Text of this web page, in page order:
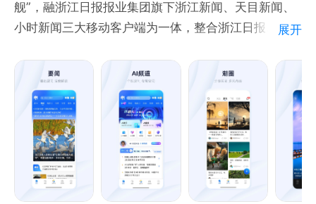
舰”，融浙江日报报业集团旗下浙江新闻、天目新闻、
小时新闻三大移动客户端为一体，整合浙江日报、浙江
“深耕浙江、解读中国、影响世界”为使命，贯通省市县
三级媒体资源，加持“传播大脑”的融媒技术，集聚浙江
省资源力量，为用户提供深度思想报道、鲜活民生资讯
和全球热点追踪，打造“好看的党端、有烟火气的平
台、智联用户的新生态”。
展开